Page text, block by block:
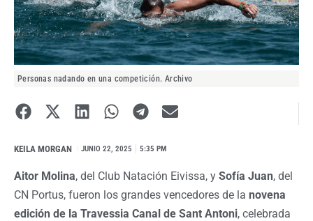
Personas nadando en una competición. Archivo
KEILA MORGAN JUNIO 22, 2025 5:35 PM
Aitor Molina, del Club Natación Eivissa, y Sofía Juan, del
CN Portus, fueron los grandes vencedores de la novena
edición de la Travessia Canal de Sant Antoni, celebrada